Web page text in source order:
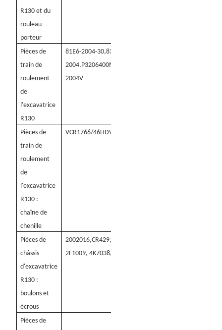
R130 et du
rouleau
porteur
Pièces de
train de
roulement
de
l'excavatrice
R130
81E6-2004-30,83E6-
2004,P3206400M00
2004V
Pièces de
train de
roulement
de
l'excavatrice
R130 :
chaîne de
chenille
VCR1766/46HDV
Pièces de
châssis
d'excavatrice
R130 :
boulons et
écrous
2002016,CR429,
2F1009, 4K7038,
Pièces de